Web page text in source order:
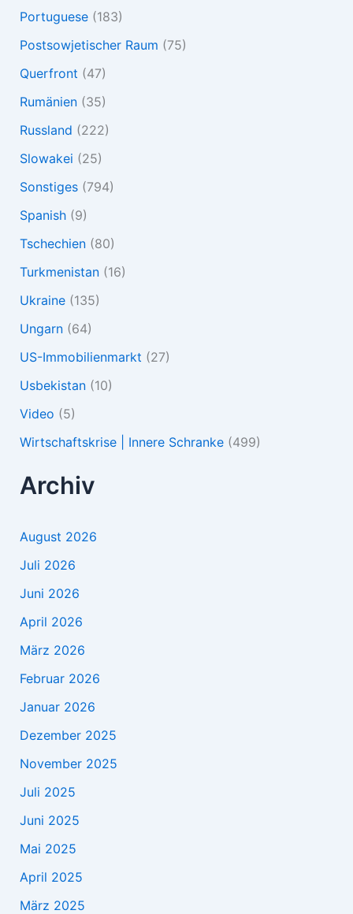
Portuguese(183)
Postsowjetischer Raum (75)
Querfront (47)
Rumänien(35)
Russland (222)
Slowakei (25)
Sonstiges(794)
Spanish(9)
Tschechien(80)
Turkmenistan(16)
Ukraine(135)
Ungarn(64)
US-Immobilienmarkt (27)
Usbekistan(10)
Video (5)
Wirtschaftskrise | Innere Schranke(499)
Archiv
August 2026
Juli 2026
Juni 2026
April 2026
März 2026
Februar 2026
Januar 2026
Dezember 2025
November 2025
Juli 2025
Juni 2025
Mai 2025
April 2025
März 2025